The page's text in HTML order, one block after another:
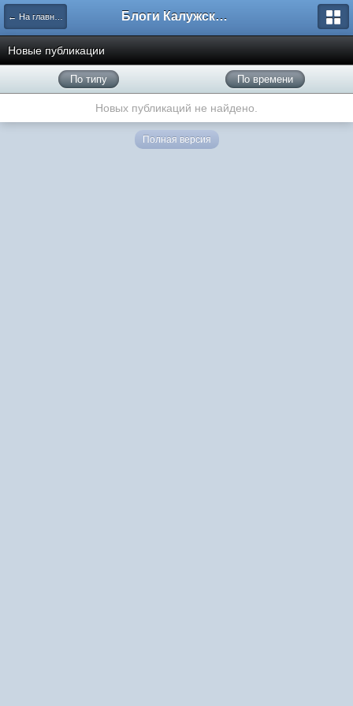
← На главную Блоги Калужского перекрестка
Новые публикации
По типу По времени
Новых публикаций не найдено.
Полная версия